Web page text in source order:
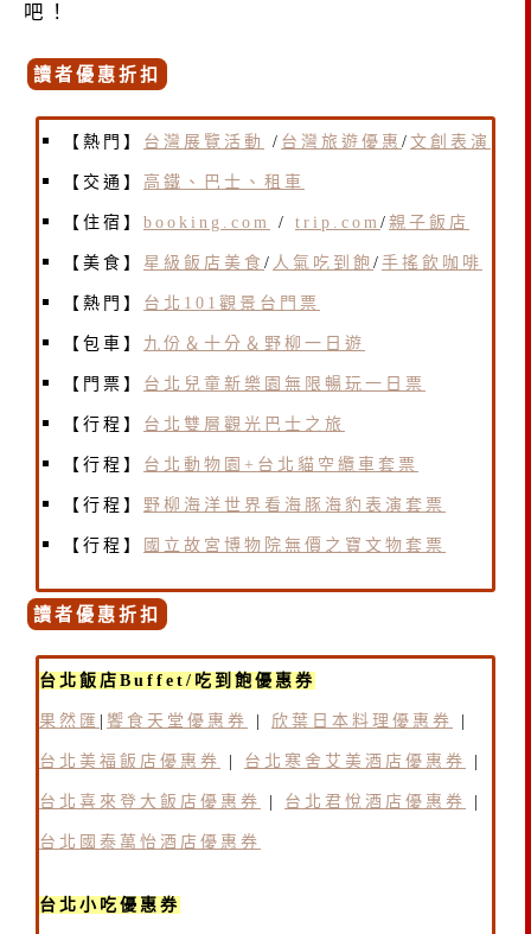
吧！
讀者優惠折扣
【熱門】 台灣展覽活動 / 台灣旅遊優惠 / 文創表演
【交通】 高鐵、巴士、租車
【住宿】 booking.com / trip.com / 親子飯店
【美食】 星級飯店美食 / 人氣吃到飽 / 手搖飲咖啡
【熱門】 台北101觀景台門票
【包車】 九份＆十分＆野柳一日遊
【門票】 台北兒童新樂園無限暢玩一日票
【行程】 台北雙層觀光巴士之旅
【行程】 台北動物園+台北貓空纜車套票
【行程】 野柳海洋世界看海豚海豹表演套票
【行程】 國立故宮博物院無價之寶文物套票
讀者優惠折扣
台北飯店Buffet/吃到飽優惠券
果然匯 饗食天堂優惠券 欣葉日本料理優惠券
台北美福飯店優惠券 台北寒舍艾美酒店優惠券
台北喜來登大飯店優惠券 台北君悅酒店優惠券
台北國泰萬怡酒店優惠券
台北小吃優惠券